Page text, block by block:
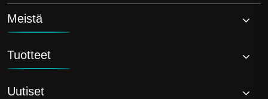
Meistä
Tuotteet
Uutiset